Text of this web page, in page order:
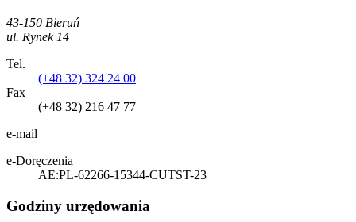
43-150 Bieruń
ul. Rynek 14
Tel.
(+48 32) 324 24 00
Fax
(+48 32) 216 47 77
e-mail
e-Doręczenia
AE:PL-62266-15344-CUTST-23
Godziny urzędowania